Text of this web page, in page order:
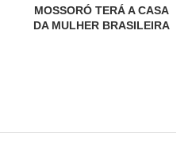
MOSSORÓ TERÁ A CASA
DA MULHER BRASILEIRA